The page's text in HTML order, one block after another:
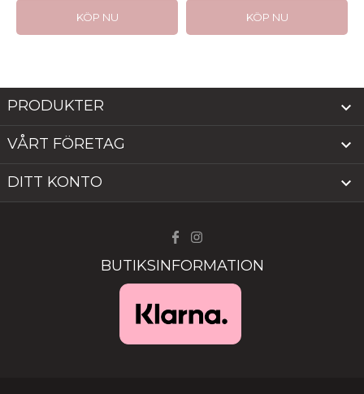
KÖP NU KÖP NU
PRODUKTER 
VÅRT FÖRETAG 
DITT KONTO 
BUTIKSINFORMATION